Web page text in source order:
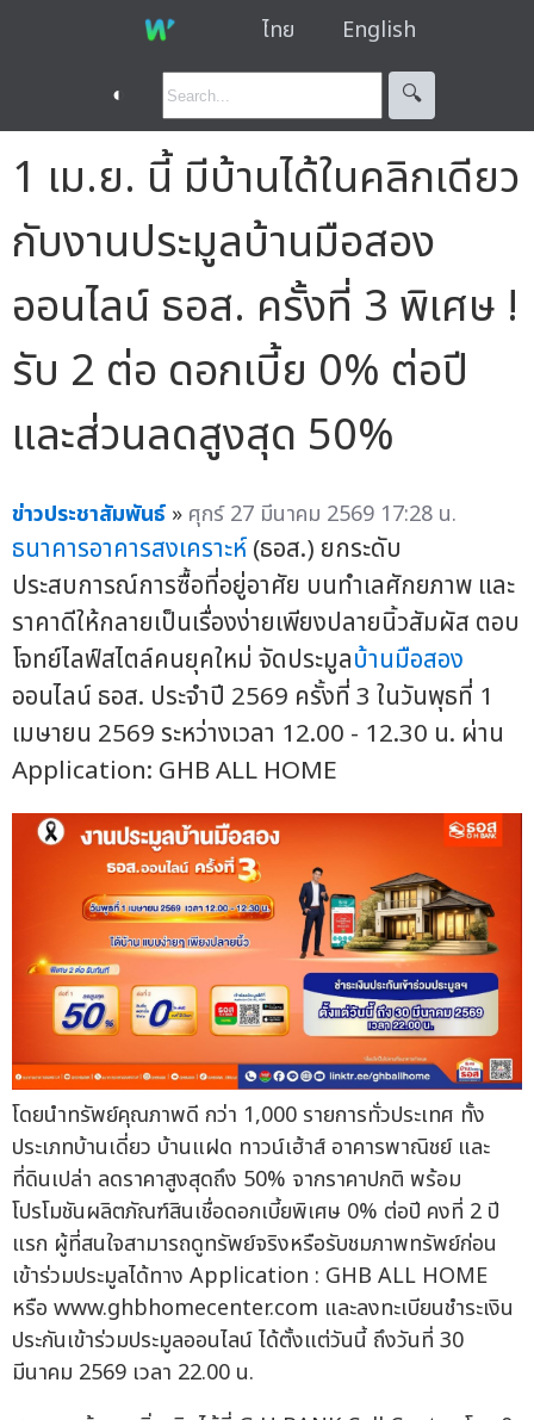
ไทย English
◐ 🔍︎
1 เม.ย. นี้ มีบ้านได้ในคลิกเดียว
กับงานประมูลบ้านมือสอง
ออนไลน์ ธอส. ครั้งที่ 3 พิเศษ !
รับ 2 ต่อ ดอกเบี้ย 0% ต่อปี
และส่วนลดสูงสุด 50%
ข่าวประชาสัมพันธ์ » ศุกร์ 27 มีนาคม 2569 17:28 น.
ธนาคารอาคารสงเคราะห์(ธอส.) ยกระดับ
ประสบการณ์การซื้อที่อยู่อาศัย บนทำเลศักยภาพ และ
ราคาดีให้กลายเป็นเรื่องง่ายเพียงปลายนิ้วสัมผัส ตอบ
โจทย์ไลฟ์สไตล์คนยุคใหม่ จัดประมูลบ้านมือสอง
ออนไลน์ ธอส. ประจำปี 2569 ครั้งที่ 3 ในวันพุธที่ 1
เมษายน 2569 ระหว่างเวลา 12.00 - 12.30 น. ผ่าน
Application: GHB ALL HOME
โดยนำทรัพย์คุณภาพดี กว่า 1,000 รายการทั่วประเทศ ทั้ง
ประเภทบ้านเดี่ยว บ้านแฝด ทาวน์เฮ้าส์ อาคารพาณิชย์ และ
ที่ดินเปล่า ลดราคาสูงสุดถึง 50% จากราคาปกติ พร้อม
โปรโมชันผลิตภัณฑ์สินเชื่อดอกเบี้ยพิเศษ 0% ต่อปี คงที่ 2 ปี
แรก ผู้ที่สนใจสามารถดูทรัพย์จริงหรือรับชมภาพทรัพย์ก่อน
เข้าร่วมประมูลได้ทาง Application : GHB ALL HOME
หรือ www.ghbhomecenter.com และลงทะเบียนชำระเงิน
ประกันเข้าร่วมประมูลออนไลน์ ได้ตั้งแต่วันนี้ ถึงวันที่ 30
มีนาคม 2569 เวลา 22.00 น.